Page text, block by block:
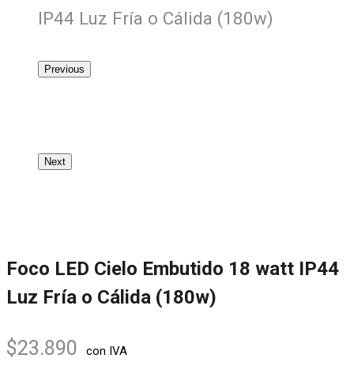
IP44 Luz Fría o Cálida (180w)
Previous
Next
Foco LED Cielo Embutido 18 watt IP44
Luz Fría o Cálida (180w)
$23.890 con IVA